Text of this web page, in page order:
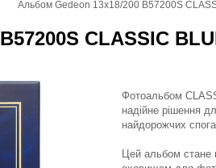
Альбом Gedeon 13х18/200 B57200S
CLASSIC
Фотоальбом
надійне рішення
найдорожчих
Цей альбом стане